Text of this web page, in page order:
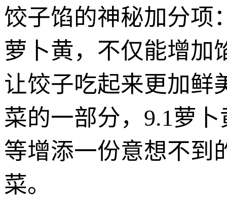
饺子馅的神秘加分项
萝卜黄，不仅能增加
让饺子吃起来更加鲜
菜的一部分，9.1萝
等增添一份意想不到
菜。